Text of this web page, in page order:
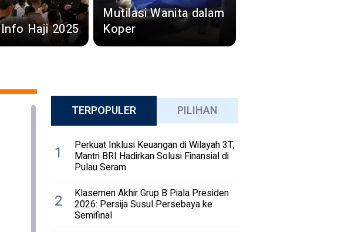
Info Haji 2025
Mutilasi Wanita dalam
Koper
TERPOPULER PILIHAN
1 Perkuat Inklusi Keuangan di Wilayah 3T,
Mantri BRI Hadirkan Solusi Finansial di
Pulau Seram
2 Klasemen Akhir Grup B Piala Presiden
2026: Persija Susul Persebaya ke
Semifinal